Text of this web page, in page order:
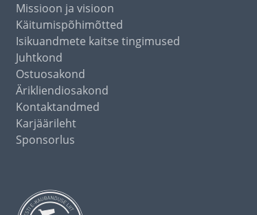
Missioon ja visioon
Käitumispõhimõtted
Isikuandmete kaitse tingimused
Juhtkond
Ostuosakond
Ärikliendiosakond
Kontaktandmed
Karjäärileht
Sponsorlus